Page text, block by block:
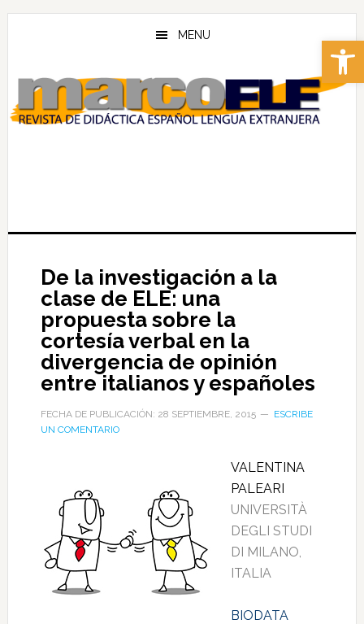
Abrir
Skip
content
Skip
MENU
De la investigación a la
clase de ELE: una
propuesta sobre la
cortesía verbal en la
divergencia de opinión
entre italianos y españoles
FECHA DE PUBLICACIÓN: 28 SEPTIEMBRE, 2015
ESCRIBE
UN COMENTARIO
VALENTINA
PALEARI
UNIVERSITÀ
DEGLI STUDI
DI MILANO,
ITALIA
BIODATA